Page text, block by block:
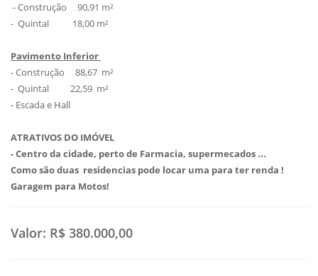
- Construção 90,91 m²
- Quintal 18,00 m²
Pavimento Inferior
- Construção 88,67 m²
- Quintal 22,59 m²
- Escada e Hall
ATRATIVOS DO IMÓVEL
- Centro da cidade, perto de Farmacia, supermecados ...
Como são duas residencias pode locar uma para ter renda !
Garagem para Motos!
Valor: R$ 380.000,00